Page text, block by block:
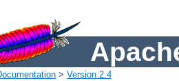
> Version 2.4